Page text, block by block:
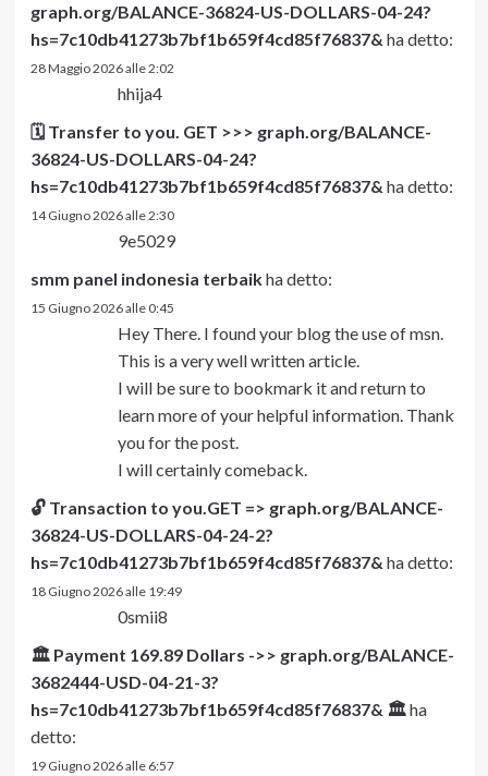
graph.org/BALANCE-36824-US-DOLLARS-04-24?
hs=7c10db41273b7bf1b659f4cd85f76837& ha detto:
28 Maggio 2026 alle 2:02
hhija4
🗓 Transfer to you. GET >>> graph.org/BALANCE-
36824-US-DOLLARS-04-24?
hs=7c10db41273b7bf1b659f4cd85f76837& ha detto:
14 Giugno 2026 alle 2:30
9e5029
smm panel indonesia terbaikha detto:
15 Giugno 2026 alle 0:45
Hey There. I found your blog the use of msn.
This is a very well written article.
I will be sure to bookmark it and return to
learn more of your helpful information. Thank
you for the post.
I will certainly comeback.
🔓 Transaction to you.GET => graph.org/BALANCE-
36824-US-DOLLARS-04-24-2?
hs=7c10db41273b7bf1b659f4cd85f76837& ha detto:
18 Giugno 2026 alle 19:49
0smii8
🏛️ Payment 169.89 Dollars ->> graph.org/BALANCE-
3682444-USD-04-21-3?
hs=7c10db41273b7bf1b659f4cd85f76837& 🏛️ha
detto:
19 Giugno 2026 alle 6:57